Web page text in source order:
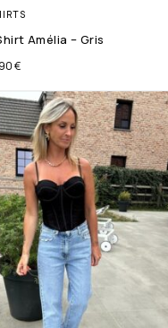
Amélia – Gris
€